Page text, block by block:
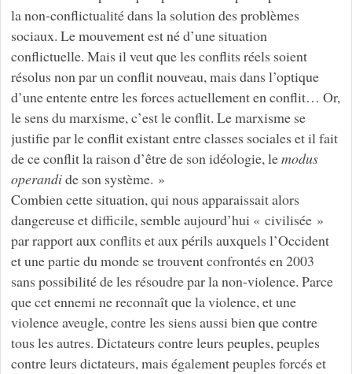
la non-conflictualité dans la solution des problèmes
sociaux. Le mouvement est né d’une situation
conflictuelle. Mais il veut que les conflits réels soient
résolus non par un conflit nouveau, mais dans l’optique
d’une entente entre les forces actuellement en conflit… Or,
le sens du marxisme, c’est le conflit. Le marxisme se
justifie par le conflit existant entre classes sociales et il fait
de ce conflit la raison d’être de son idéologie, lemodus
operandide son système. »
Combien cette situation, qui nous apparaissait alors
dangereuse et difficile, semble aujourd’hui « civilisée »
par rapport aux conflits et aux périls auxquels l’Occident
et une partie du monde se trouvent confrontés en 2003
sans possibilité de les résoudre par la non-violence. Parce
que cet ennemi ne reconnaît que la violence, et une
violence aveugle, contre les siens aussi bien que contre
tous les autres. Dictateurs contre leurs peuples, peuples
contre leurs dictateurs, mais également peuples forcés et